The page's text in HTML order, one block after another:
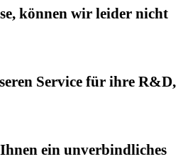
können wir leider nicht
Service für ihre R&D,
ein unverbindliches